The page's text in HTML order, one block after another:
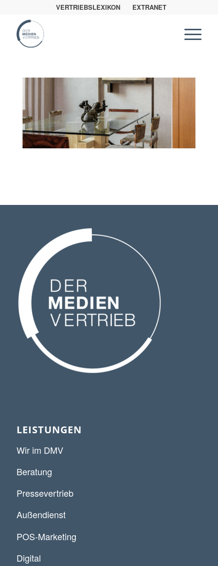
VERTRIEBSLEXIKON EXTRANET
LEISTUNGEN
Wir im DMV
Beratung
Pressevertrieb
Außendienst
POS-Marketing
Digital